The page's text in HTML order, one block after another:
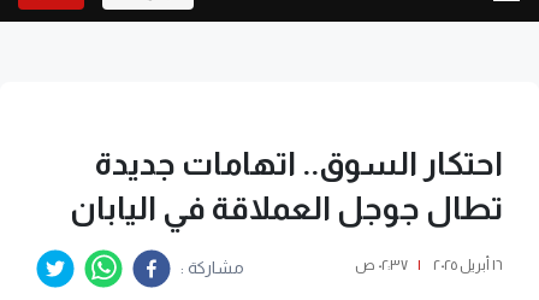
احتكار السوق.. اتهامات جديدة
تطال جوجل العملاقة في اليابان
١٦ أبريل ٢٠٢٥ | ٠٢:٣٧ ص مشاركة :